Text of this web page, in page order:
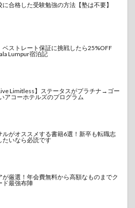
に合格した受験勉強の方法【塾は不要】
ベストレート保証に挑戦したら25%OFF
Lumpur宿泊記
Limitless】ステータスがプラチナ→ゴー
アコーホテルズのプログラム
ルがオススメする書籍6選！新卒も転職志
たいなら必読です
が厳選！年会費無料から高額なものまでク
ド最強布陣